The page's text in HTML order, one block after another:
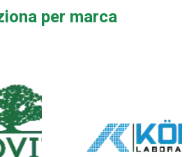
per marca